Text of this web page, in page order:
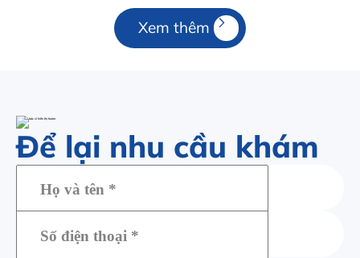
Xem thêm
Để lại nhu cầu khám